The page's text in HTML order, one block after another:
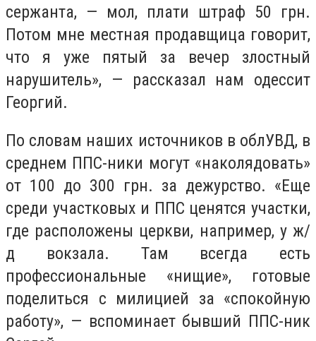
сержанта, — мол, плати штраф 50 грн.
Потом мне местная продавщица говорит,
что я уже пятый за вечер злостный
нарушитель», — рассказал нам одессит
Георгий.
По словам наших источников в облУВД, в
среднем ППС-ники могут «наколядовать»
от 100 до 300 грн. за дежурство. «Еще
среди участковых и ППС ценятся участки,
где расположены церкви, например, у ж/
д вокзала. Там всегда есть
профессиональные «нищие», готовые
поделиться с милицией за «спокойную
работу», — вспоминает бывший ППС-ник